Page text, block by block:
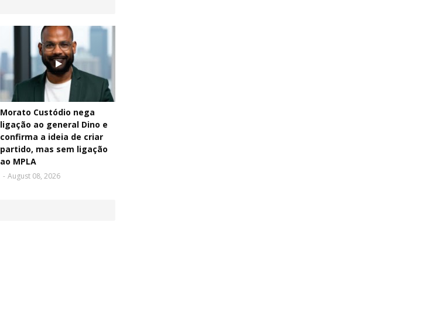
Morato Custódio nega
ligação ao general Dino e
confirma a ideia de criar
partido, mas sem ligação
ao MPLA
- August 08, 2026